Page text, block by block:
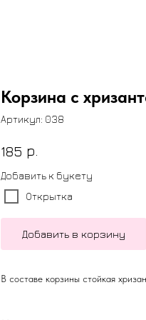
Корзина с
Артикул: 038
185 р.
Добавить к букету
Открытка
Добавить в корзину
В составе корзины стойкая